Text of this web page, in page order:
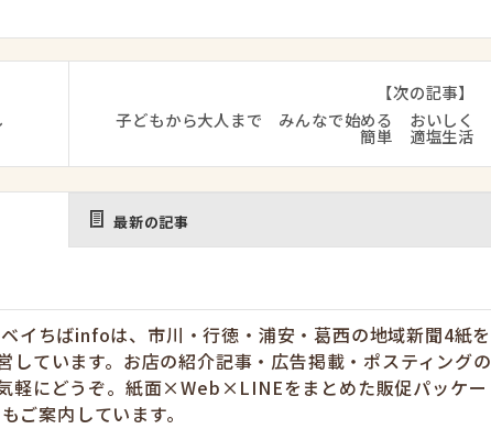
【次の記事】
子どもから大人まで みんなで始める おいしく
簡単 適塩生活
最新の記事
イちばinfoは、市川・行徳・浦安・葛西の地域新聞4紙を
しています。お店の紹介記事・広告掲載・ポスティングの
軽にどうぞ。紙面×Web×LINEをまとめた販促パッケー
ご案内しています。